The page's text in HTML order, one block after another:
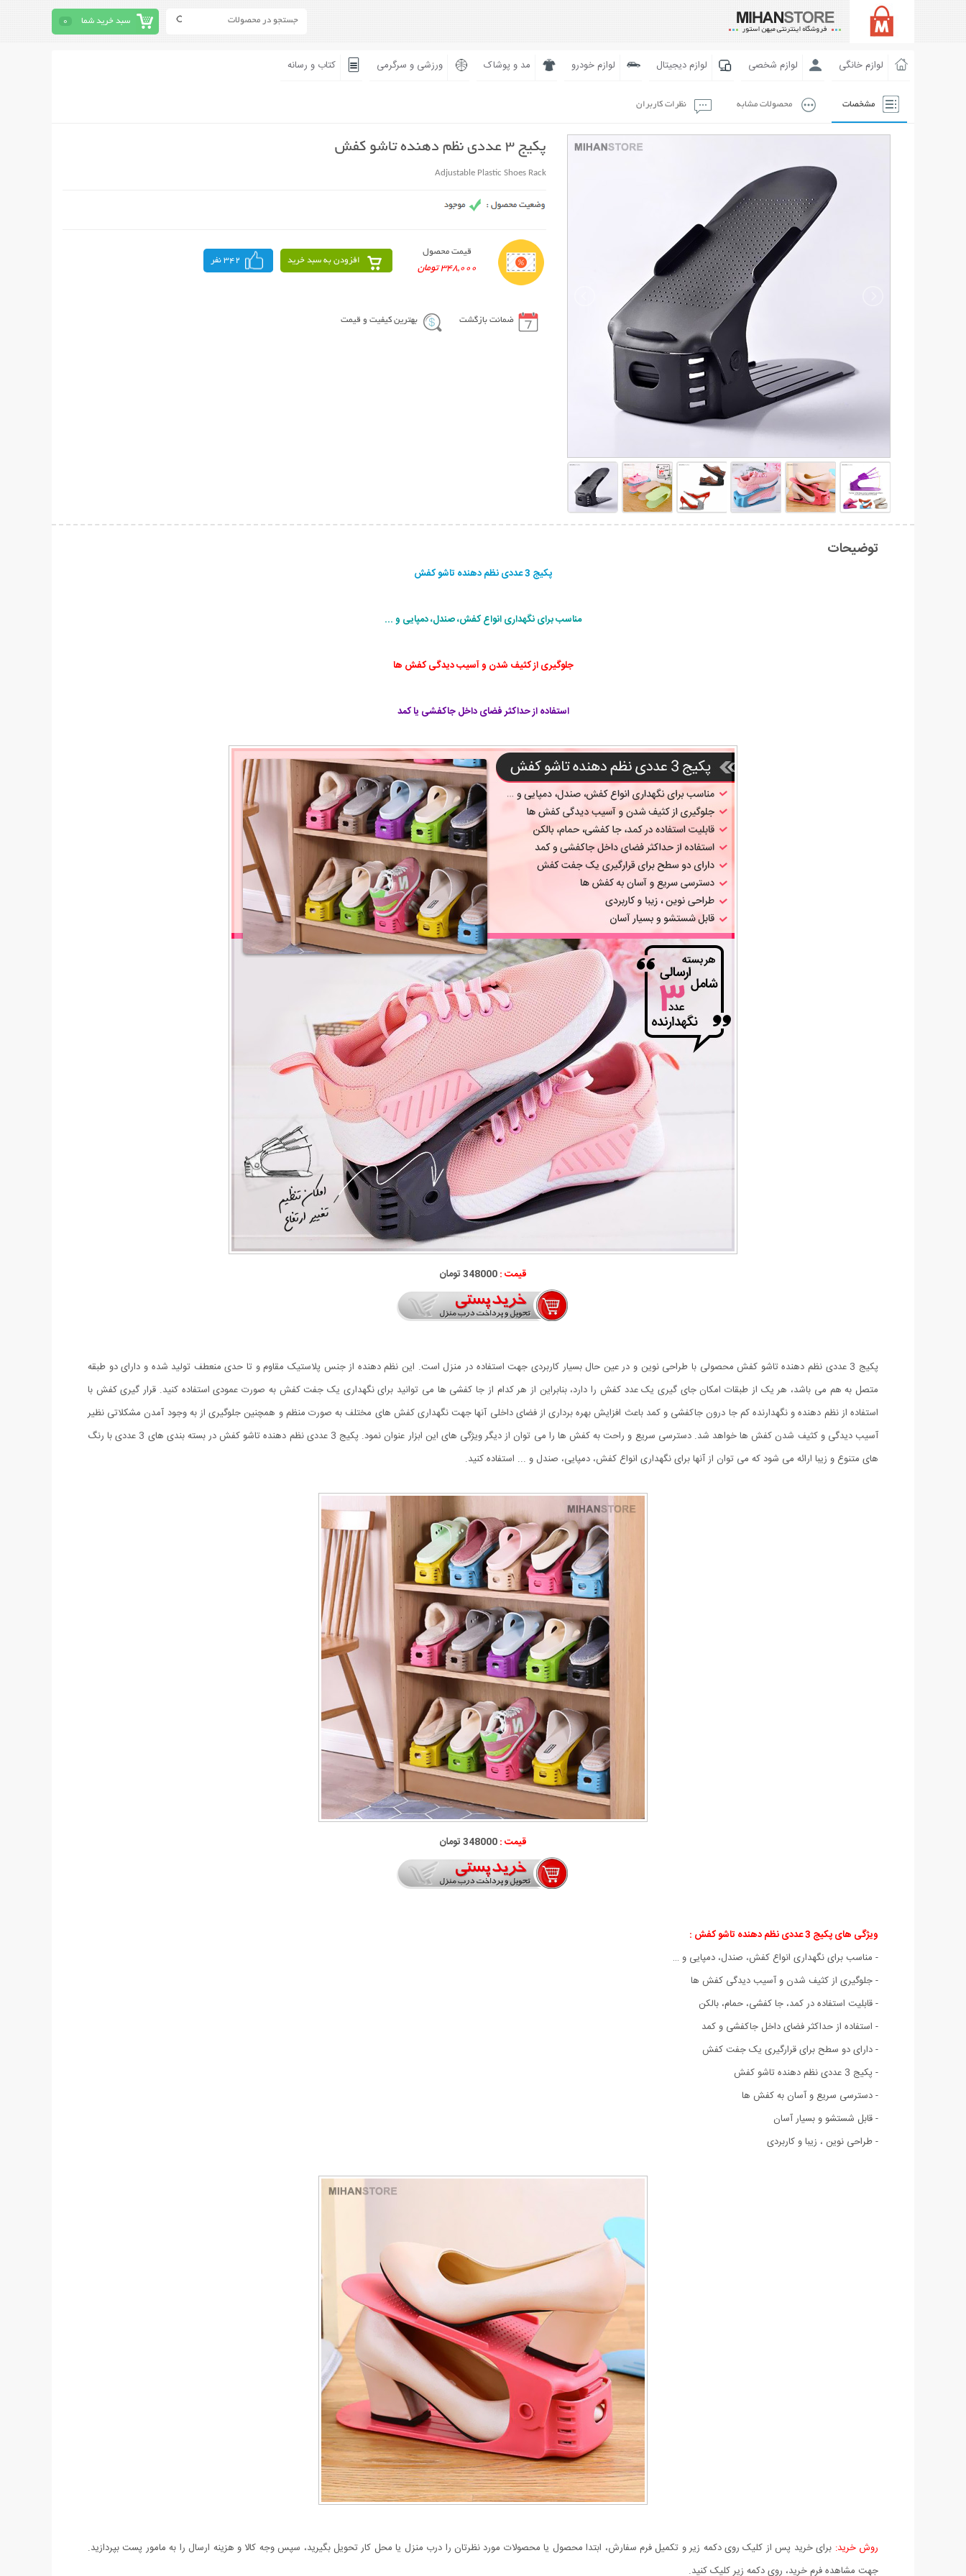
سبد خرید شما 0
لوازم خانگی لوازم شخصی لوازم دیجیتال لوازم خودرو مد و پوشاک ورزشی و سرگرمی کتاب و رسانه
مشخصات محصولات مشابه نظرات کاربران
پکیج 3 عددی نظم دهنده تاشو کفش
Adjustable Plastic Shoes Rack
قیمت محصول
348,000 تومان
افزودن به سبد خرید 342 نفر
ضمانت بازگشت بهترین کیفیت و قیمت
توضیحات
پکیج 3 عددی نظم دهنده تاشو کفش
مناسب برای نگهداری انواع کفش، صندل، دمپایی و ...
جلوگیری از کثیف شدن و آسیب دیدگی کفش ها
استفاده از حداکثر فضای داخل جاکفشی یا کمد
قیمت :348000 تومان
پکیج 3 عددی نظم دهنده تاشو کفش محصولی با طراحی نوین و در عین حال بسیار کاربردی جهت استفاده در منزل است. این نظم دهنده از جنس پلاستیک مقاوم و تا حدی منعطف تولید شده و دارای دو طبقه
متصل به هم می باشد، هر یک از طبقات امکان جای گیری یک عدد کفش را دارد، بنابراین از هر کدام از جا کفشی ها می توانید برای نگهداری یک جفت کفش به صورت عمودی استفاده کنید. قرار گیری کفش با
استفاده از نظم دهنده و نگهدارنده کم جا درون جاکفشی و کمد باعث افزایش بهره برداری از فضای داخلی آنها جهت نگهداری کفش های مختلف به صورت منظم و همچنین جلوگیری از به وجود آمدن مشکلاتی نظیر
آسیب دیدگی و کثیف شدن کفش ها خواهد شد. دسترسی سریع و راحت به کفش ها را می توان از دیگر ویژگی های این ابزار عنوان نمود. پکیج 3 عددی نظم دهنده تاشو کفش در بسته بندی های 3 عددی با رنگ
های متنوع و زیبا ارائه می شود که می توان از آنها برای نگهداری انواع کفش، دمپایی، صندل و ... استفاده کنید.
قیمت :348000 تومان
ویژگی های پکیج 3 عددی نظم دهنده تاشو کفش :
- مناسب برای نگهداری انواع کفش، صندل، دمپایی و …
- جلوگیری از کثیف شدن و آسیب دیدگی کفش ها
- قابلیت استفاده در کمد، جا کفشی، حمام، بالکن
- استفاده از حداکثر فضای داخل جاکفشی و کمد
- دارای دو سطح برای قرارگیری یک جفت کفش
- پکیج 3 عددی نظم دهنده تاشو کفش
- دسترسی سریع و آسان به کفش ها
- قابل شستشو و بسیار آسان
- طراحی نوین ، زیبا و کاربردی
روش خرید: برای خرید پس از کلیک روی دکمه زیر و تکمیل فرم سفارش، ابتدا محصول یا محصولات مورد نظرتان را درب منزل یا محل کار تحویل بگیرید، سپس وجه کالا و هزینه ارسال را به مامور پست بپردازید.
جهت مشاهده فرم خرید، روی دکمه زیر کلیک کنید.